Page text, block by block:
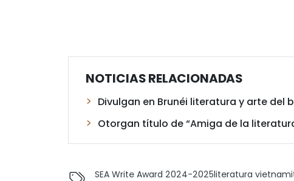
NOTICIAS RELACIONADAS
Divulgan en Brunéi literatura y arte
Otorgan título de “Amiga de la
SEA Write Award 2024-2025literatura